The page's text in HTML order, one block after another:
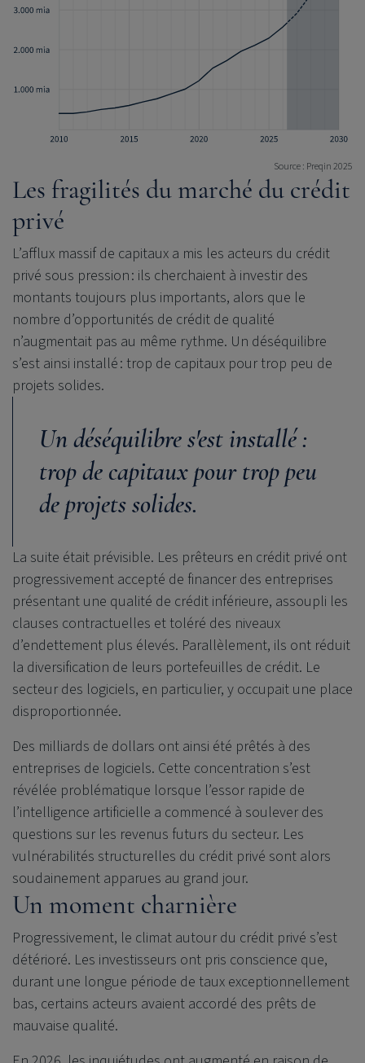
Source : Preqin 2025
Les fragilités du marché du crédit
privé
L’afflux massif de capitaux a mis les acteurs du crédit
privé sous pression : ils cherchaient à investir des
montants toujours plus importants, alors que le
nombre d’opportunités de crédit de qualité
n’augmentait pas au même rythme. Un déséquilibre
s’est ainsi installé : trop de capitaux pour trop peu de
projets solides.
Un déséquilibre s'est installé :
trop de capitaux pour trop peu
de projets solides.
La suite était prévisible. Les prêteurs en crédit privé ont
progressivement accepté de financer des entreprises
présentant une qualité de crédit inférieure, assoupli les
clauses contractuelles et toléré des niveaux
d’endettement plus élevés. Parallèlement, ils ont réduit
la diversification de leurs portefeuilles de crédit. Le
secteur des logiciels, en particulier, y occupait une place
disproportionnée.
Des milliards de dollars ont ainsi été prêtés à des
entreprises de logiciels. Cette concentration s’est
révélée problématique lorsque l’essor rapide de
l’intelligence artificielle a commencé à soulever des
questions sur les revenus futurs du secteur. Les
vulnérabilités structurelles du crédit privé sont alors
soudainement apparues au grand jour.
Un moment charnière
Progressivement, le climat autour du crédit privé s’est
détérioré. Les investisseurs ont pris conscience que,
durant une longue période de taux exceptionnellement
bas, certains acteurs avaient accordé des prêts de
mauvaise qualité.